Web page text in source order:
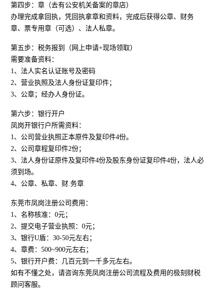
第四步：章（去有公安机关备案的章店）
办理完成拿回执，凭回执拿章和资料，完成后获得公章、财务
章、票专用章（可选）、法人私章。
第五步：税务报到（网上申请+现场领取）
需要准备资料：
1、法人实名认证账号及密码
2、营业执照及法人身份证复印件；
3、公章；经办人身份证。
第六步：银行开户
凤岗开银行户所需资料：
1、公司营业执照正本原件及复印件4份。
2、公司章程复印件2份；
3、法人身份证原件及复印件4份及股东身份证复印件4份，法人必
须到场。
4、公章、私章、财.务章
东莞市凤岗注册公司费用：
1、名称核准：0元；
2、提交电子营业执照：0元；
3、银行U盾：30-50元左右；
4、章费：500~900元左右；
5、银行开户费：几百元到一千多元左右。
如有不懂之处，请咨询东莞凤岗注册公司流程及费用的极刻财税
顾问客服。